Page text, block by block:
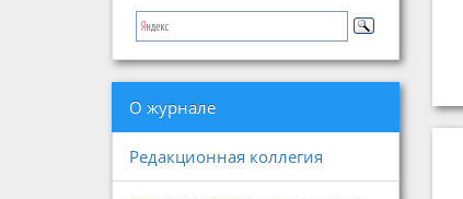
О журнале
Редакционная коллегия